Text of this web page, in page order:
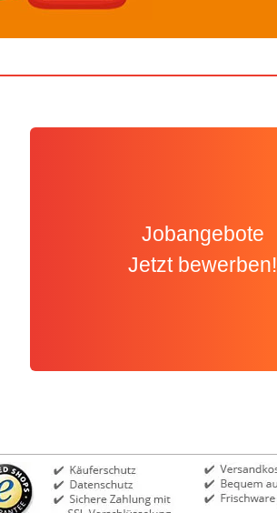
Jobangebote
Jetzt bewerben!